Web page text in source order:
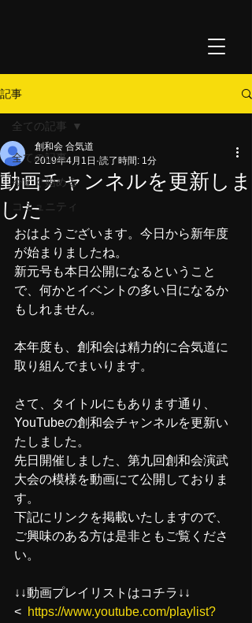
記事
全ての記事
今すぐ始める
コミュニティ
全ての記事
動画チャンネルを更新しま
した
創和会 合気道
2019年4月1日 読了時間: 1分
おはようございます。今日から新年度
が始まりましたね。
新元号も本日公開になるということ
で、何かとイベントの多い日になるか
もしれません。
本年度も、創和会は精力的に合気道に
取り組んでまいります。
さて、タイトルにもあります通り、
YouTubeの創和会チャンネルを更新い
たしました。
先日開催しました、第九回創和会演武
大会の模様を動画にて公開しておりま
す。
下記にリンクを掲載いたしますので、
ご興味のある方は是非ともご覧くださ
い。
↓↓動画プレイリストはコチラ↓↓
< https://www.youtube.com/playlist?